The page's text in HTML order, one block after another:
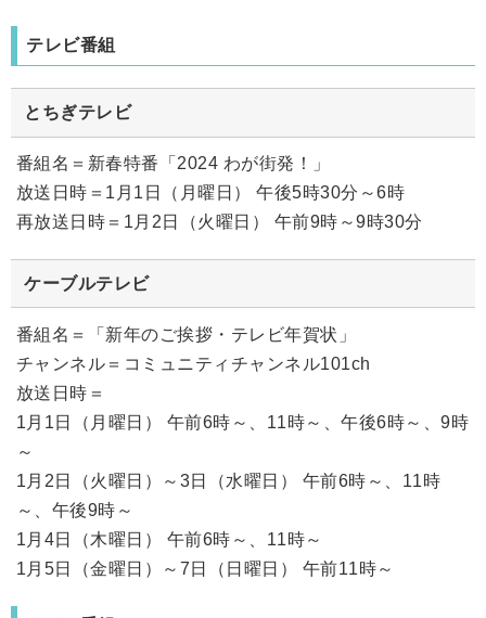
テレビ番組
とちぎテレビ
番組名＝新春特番「2024 わが街発！」
放送日時＝1月1日（月曜日） 午後5時30分～6時
再放送日時＝1月2日（火曜日） 午前9時～9時30分
ケーブルテレビ
番組名＝「新年のご挨拶・テレビ年賀状」
チャンネル＝コミュニティチャンネル101ch
放送日時＝
1月1日（月曜日） 午前6時～、11時～、午後6時～、9時
～
1月2日（火曜日）～3日（水曜日） 午前6時～、11時
～、午後9時～
1月4日（木曜日） 午前6時～、11時～
1月5日（金曜日）～7日（日曜日） 午前11時～